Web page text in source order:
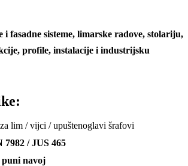
i fasadne sisteme, limarske radove, stolariju,
profile, instalacije i industrijsku
:
lim / vijci / upuštenoglavi šrafovi
7982 / JUS 465
puni navoj